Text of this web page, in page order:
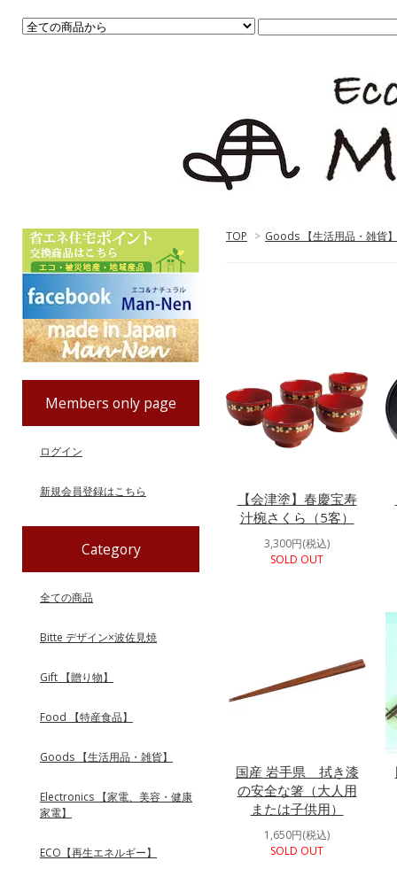
TOP > Goods 【生活用品・雑貨】
【会津塗】春慶宝寿
汁椀さくら（5客）
3,300円(税込)
SOLD OUT
国産 岩手県 拭き漆
の安全な箸（大人用
または子供用）
1,650円(税込)
SOLD OUT
Members only page
ログイン
新規会員登録はこちら
Category
全ての商品
Bitte デザイン×波佐見焼
Gift 【贈り物】
Food 【特産食品】
Goods 【生活用品・雑貨】
Electronics 【家電、美容・健康
家電】
ECO【再生エネルギー】